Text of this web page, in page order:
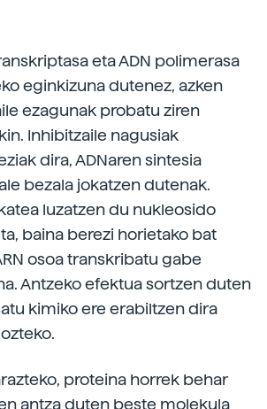
eta ADN polimerasa
eginkizuna dutenez, azken
ezagunak probatu ziren
Inhibitzaile nagusiak
dira, ADNaren sintesia
bezala jokatzen dutenak.
luzatzen du nukleosido
baina berezi horietako bat
osoa transkribatu gabe
Antzeko efektua sortzen duten
kimiko ere erabiltzen dira
proteina horrek behar
antza duten beste molekula